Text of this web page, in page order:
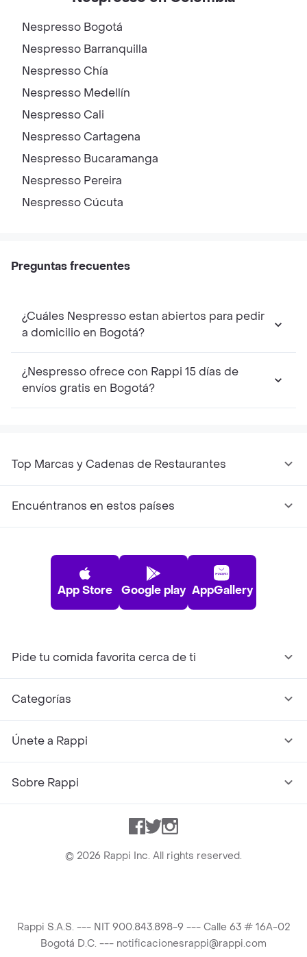
Nespresso Bogotá
Nespresso Barranquilla
NespressoChía
Nespresso Medellín
NespressoCali
NespressoCartagena
Nespresso Bucaramanga
Nespresso Pereira
NespressoCúcuta
Preguntas frecuentes
¿Cuáles Nespresso estan abiertos para pedir
a domicilio en Bogotá?
¿Nespresso ofrece con Rappi 15 días de
envíos gratis en Bogotá?
Top Marcas y Cadenas de Restaurantes
Encuéntranos en estos países
App Store Google play AppGallery
Pide tu comida favorita cerca de ti
Categorías
Únete a Rappi
Sobre Rappi
Facebook
TwitterInstagram
© 2026 Rappi Inc. All rights reserved.
Rappi S.A.S. --- NIT 900.843.898-9 --- Calle 63 # 16A-02
Bogotá D.C. --- notificacionesrappi@rappi.com